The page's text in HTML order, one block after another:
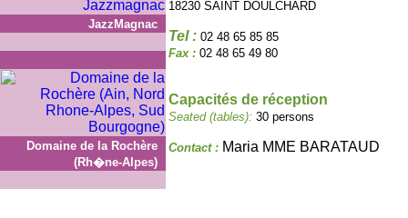
JazzMagnac
Domaine de la Rochère
(Rh�ne-Alpes)
18230 SAINT DOULCHARD
Tel : 02 48 65 85 85
Fax : 02 48 65 49 80
Capacités de réception
Seated (tables): 30 persons
Contact : Maria MME BARATAUD